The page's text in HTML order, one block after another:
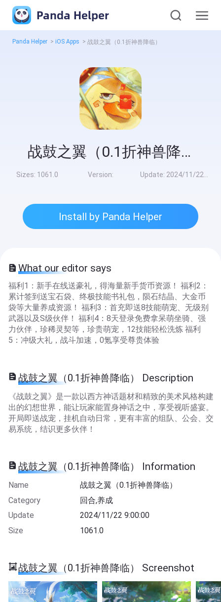
Panda Helper
Panda Helper > iOS Apps > 战鼓之翼（0.1折神兽降临）
战鼓之翼（0.1折神兽降临）
Sizes: 1061.0 Version: Update: 2024/11/22 9:00:00
Install by Panda Helper
What our editor says
福利1：新手在线送豪礼，得海量新手货币资源！ 福利2：
累计签到送宝石袋、终极技能书礼包，陨石结晶、大金币
袋等大量养成资源！ 福利3：首充即送8技能萌宠、无级别
武器以及S级伙伴！ 福利4：8天登录免费拿呆萌坐骑、强
力伙伴，珍稀灵契等，珍贵萌宠，12技能轻松洗炼 福利
5：冲级大礼，战斗加速，0氪享受尊贵体验
战鼓之翼（0.1折神兽降临） Description
《战鼓之翼》是一款以西方神话题材和精致的美术风格构建
出的幻想世界，能让玩家能置身神话之中，享受视听盛宴。
开局即送战宠，挂机自动日常，更有丰富的组队、公会、交
易系统，结识更多伙伴！
战鼓之翼（0.1折神兽降临） Information
Name
战鼓之翼（0.1折神兽降临）
Category
回合,养成
Update
2024/11/22 9:00:00
Size
1061.0
战鼓之翼（0.1折神兽降临） Screenshot